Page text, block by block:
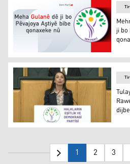
Mehmet Kamaç: Meha
ji
Tulay Hatîmogullari:
1 2 3